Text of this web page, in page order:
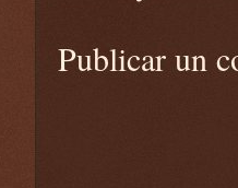
Publicar un